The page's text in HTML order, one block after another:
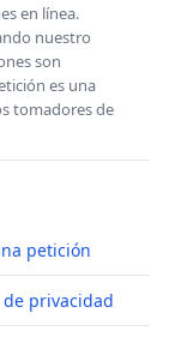
en línea.
nuestro
son
es una
tomadores de
petición
de privacidad